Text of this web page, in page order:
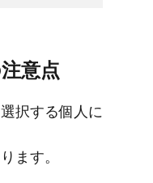
意点
択する​個人に​
ます。